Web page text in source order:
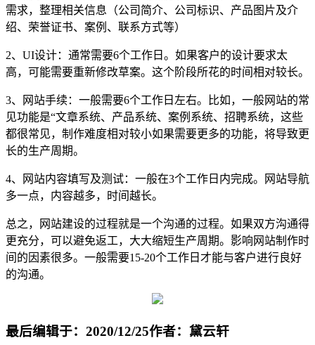
需求，整理相关信息（公司简介、公司标识、产品图片及介
绍、荣誉证书、案例、联系方式等）
2、UI设计：通常需要6个工作日。如果客户的设计要求太
高，可能需要重新修改草案。这个阶段所花的时间相对较长。
3、网站手续：一般需要6个工作日左右。比如，一般网站的常
见功能是“文章系统、产品系统、案例系统、招聘系统，这些
都很常见，制作难度相对较小如果需要更多的功能，将导致更
长的生产周期。
4、网站内容填写及测试：一般在3个工作日内完成。网站导航
多一点，内容越多，时间越长。
总之，网站建设的过程就是一个沟通的过程。如果双方沟通得
更充分，可以避免返工，大大缩短生产周期。影响网站制作时
间的因素很多。一般需要15-20个工作日才能与客户进行良好
的沟通。
最后编辑于：2020/12/25作者：黛云轩